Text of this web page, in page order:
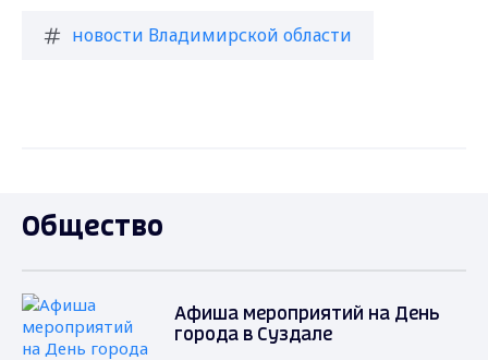
новости Владимирской области
Общество
Афиша мероприятий на День
города в Суздале